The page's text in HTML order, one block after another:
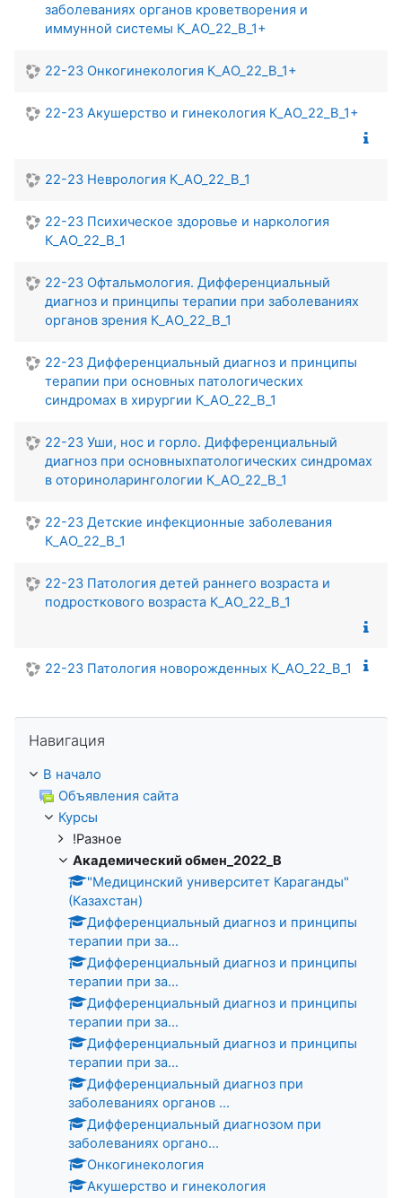
заболеваниях органов кроветворения и
иммунной системы К_АО_22_В_1+
22-23 Онкогинекология К_АО_22_В_1+
22-23 Акушерство и гинекология К_АО_22_В_1+
22-23 Неврология К_АО_22_В_1
22-23 Психическое здоровье и наркология
К_АО_22_В_1
22-23 Офтальмология. Дифференциальный
диагноз и принципы терапии при заболеваниях
органов зрения К_АО_22_В_1
22-23 Дифференциальный диагноз и принципы
терапии при основных патологических
синдромах в хирургии К_АО_22_В_1
22-23 Уши, нос и горло. Дифференциальный
диагноз при основныхпатологических синдромах
в оториноларингологии К_АО_22_В_1
22-23 Детские инфекционные заболевания
К_АО_22_В_1
22-23 Патология детей раннего возраста и
подросткового возраста К_АО_22_В_1
22-23 Патология новорожденных К_АО_22_В_1
Навигация
В начало
Объявления сайта
Курсы
!Разное
Академический обмен_2022_В
"Медицинский университет Караганды"
(Казахстан)
Дифференциальный диагноз и принципы
терапии при за...
Дифференциальный диагноз и принципы
терапии при за...
Дифференциальный диагноз и принципы
терапии при за...
Дифференциальный диагноз и принципы
терапии при за...
Дифференциальный диагноз при
заболеваниях органов ...
Дифференциальный диагнозом при
заболеваниях органо...
Онкогинекология
Акушерство и гинекология